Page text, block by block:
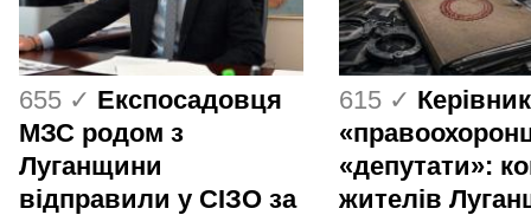
655 ✓ Експосадовця
МЗС родом з
Луганщини
відправили у СІЗО за
615 ✓
«депутати»:
жителів